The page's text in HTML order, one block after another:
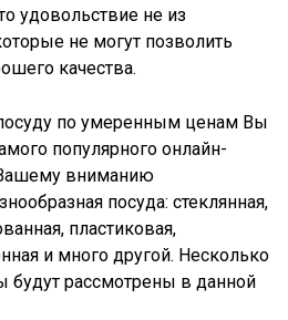
удовольствие не из
не могут позволить
качества.
по умеренным ценам Вы
популярного онлайн-
вниманию
посуда: стеклянная,
пластиковая,
и много другой. Несколько
будут рассмотрены в данной